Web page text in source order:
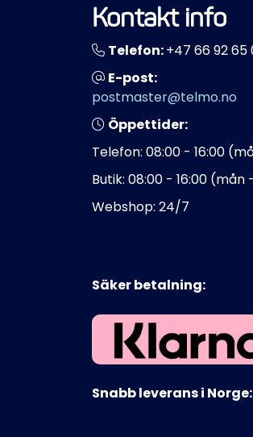
Kontakt info
Telefon:+47 66 92 65
E-post:
postmaster@telmo.no
Öppettider:
Telefon: 08:00 - 16:00
Butik: 08:00 - 16:00
Webshop: 24/7
Säker betalning:
Snabb leverans i Norge: